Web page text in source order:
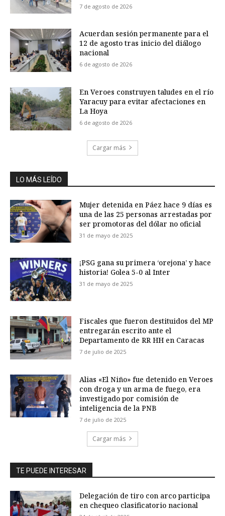
7 de agosto de 2026
Acuerdan sesión permanente para el
12 de agosto tras inicio del diálogo
nacional
6 de agosto de 2026
En Veroes construyen taludes en el río
Yaracuy para evitar afectaciones en
La Hoya
6 de agosto de 2026
Cargar más
LO MÁS LEÍDO
Mujer detenida en Páez hace 9 días es
una de las 25 personas arrestadas por
ser promotoras del dólar no oficial
31 de mayo de 2025
¡PSG gana su primera ‘orejona’ y hace
historia! Golea 5-0 al Inter
31 de mayo de 2025
Fiscales que fueron destituidos del MP
entregarán escrito ante el
Departamento de RR HH en Caracas
7 de julio de 2025
Alias «El Niño» fue detenido en Veroes
con droga y un arma de fuego, era
investigado por comisión de
inteligencia de la PNB
7 de julio de 2025
Cargar más
TE PUEDE INTERESAR
Delegación de tiro con arco participa
en chequeo clasificatorio nacional